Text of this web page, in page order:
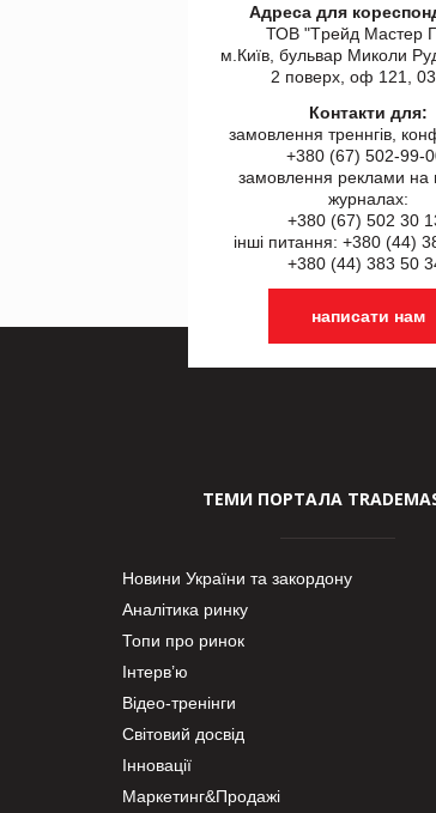
Адреса для
ТОВ "Tрейд Мастер
м.Київ, бульвар Миколи
2 поверх, оф 121,
Контакти для:
замовлення треннгів,
+380 (67) 502-99-
замовлення реклами на
журналах:
+380 (67) 502 30
інші питання: +380 (44)
+380 (44) 383 50
написати нам
ТЕМИ ПОРТАЛА
Новини України та закордону
Аналітика ринку
Топи про ринок
Інтерв’ю
Відео-тренінги
Світовий досвід
Інновації
Маркетинг&Продажі